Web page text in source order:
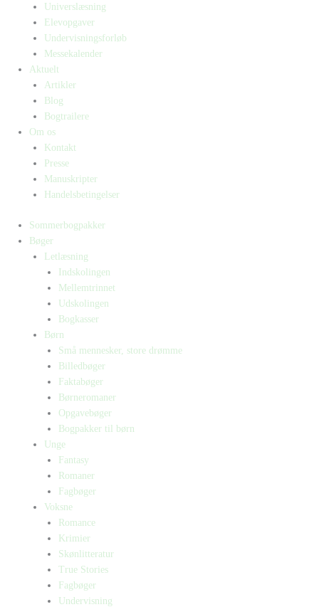
Universlæsning
Elevopgaver
Undervisningsforløb
Messekalender
Aktuelt
Artikler
Blog
Bogtrailere
Om os
Kontakt
Presse
Manuskripter
Handelsbetingelser
Sommerbogpakker
Bøger
Letlæsning
Indskolingen
Mellemtrinnet
Udskolingen
Bogkasser
Børn
Små mennesker, store drømme
Billedbøger
Faktabøger
Børneromaner
Opgavebøger
Bogpakker til børn
Unge
Fantasy
Romaner
Fagbøger
Voksne
Romance
Krimier
Skønlitteratur
True Stories
Fagbøger
Undervisning